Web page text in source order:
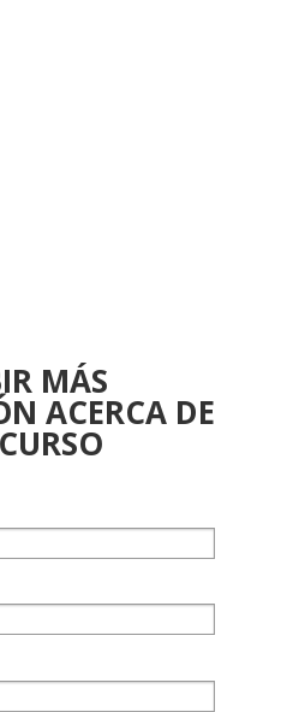
MÁS
ACERCA DE